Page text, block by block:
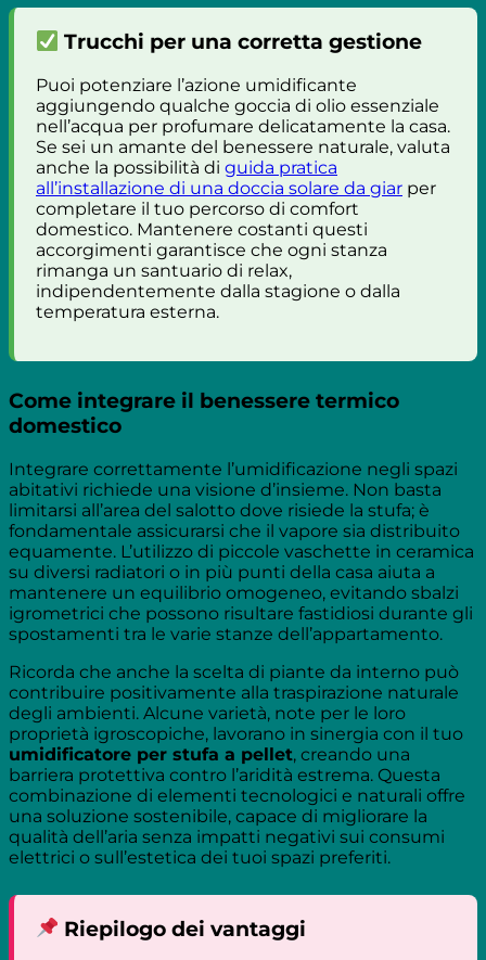
Trucchi per una corretta gestione
Puoi potenziare l’azione umidificante
aggiungendo qualche goccia di olio essenziale
nell’acqua per profumare delicatamente la casa.
Se sei un amante del benessere naturale, valuta
anche la possibilità di guida pratica
all’installazione di una doccia solare da giar per
completare il tuo percorso di comfort
domestico. Mantenere costanti questi
accorgimenti garantisce che ogni stanza
rimanga un santuario di relax,
indipendentemente dalla stagione o dalla
temperatura esterna.
Come integrare il benessere termico
domestico
Integrare correttamente l’umidificazione negli spazi
abitativi richiede una visione d’insieme. Non basta
limitarsi all’area del salotto dove risiede la stufa; è
fondamentale assicurarsi che il vapore sia distribuito
equamente. L’utilizzo di piccole vaschette in ceramica
su diversi radiatori o in più punti della casa aiuta a
mantenere un equilibrio omogeneo, evitando sbalzi
igrometrici che possono risultare fastidiosi durante gli
spostamenti tra le varie stanze dell’appartamento.
Ricorda che anche la scelta di piante da interno può
contribuire positivamente alla traspirazione naturale
degli ambienti. Alcune varietà, note per le loro
proprietà igroscopiche, lavorano in sinergia con il tuo
umidificatore per stufa a pellet, creando una
barriera protettiva contro l’aridità estrema. Questa
combinazione di elementi tecnologici e naturali offre
una soluzione sostenibile, capace di migliorare la
qualità dell’aria senza impatti negativi sui consumi
elettrici o sull’estetica dei tuoi spazi preferiti.
Riepilogo dei vantaggi